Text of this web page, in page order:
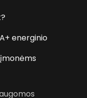
energinio